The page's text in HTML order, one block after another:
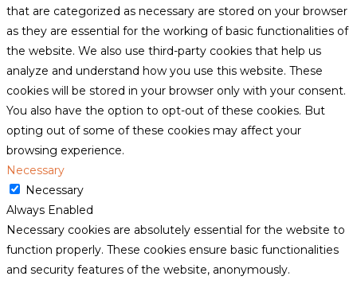
that are categorized as necessary are stored on your browser
as they are essential for the working of basic functionalities of
the website. We also use third-party cookies that help us
analyze and understand how you use this website. These
cookies will be stored in your browser only with your consent.
You also have the option to opt-out of these cookies. But
opting out of some of these cookies may affect your
browsing experience.
Necessary
Necessary
Always Enabled
Necessary cookies are absolutely essential for the website to
function properly. These cookies ensure basic functionalities
and security features of the website, anonymously.